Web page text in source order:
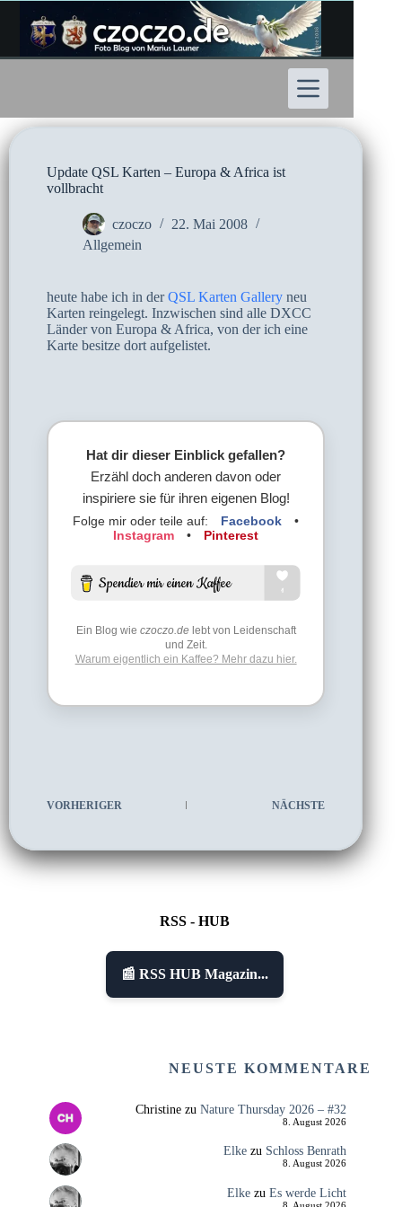
Inhalt
springen
Update QSL Karten – Europa & Africa ist
vollbracht
czoczo
22. Mai 2008
Allgemein
heute habe ich in derQSL Karten Gallery neu
Karten reingelegt. Inzwischen sind alle DXCC
Länder von Europa & Africa, von der ich eine
Karte besitze dort aufgelistet.
Hat dir dieser Einblick gefallen?
Erzähl doch anderen davon oder
inspiriere sie für ihren eigenen Blog!
Folge mir oder teile auf: Facebook
•
Instagram
• Pinterest
Ein Blog wie czoczo.delebt von Leidenschaft
und Zeit.
Warum eigentlich ein Kaffee? Mehr dazu hier.
VORHERIGER NÄCHSTE
RSS - HUB
📰 RSS HUB Magazin...
NEUSTE KOMMENTARE
Christinezu Nature Thursday 2026 – #32
8. August 2026
Elkezu Schloss Benrath
8. August 2026
Elkezu Es werde Licht